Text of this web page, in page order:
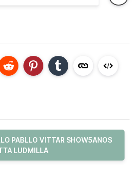
PABLLO VITTAR SHOW5ANOS
LUDMILLA